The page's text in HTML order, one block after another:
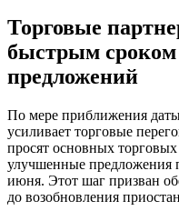
Торговые
быстрым
предложений
По мере приближения
усиливает торговые
просят основных
улучшенные предложения
июня. Этот шаг призван
до возобновления